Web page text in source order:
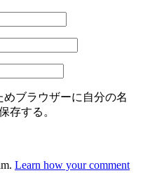
ブラウザーに自分の名
存する。
Learn how your comment